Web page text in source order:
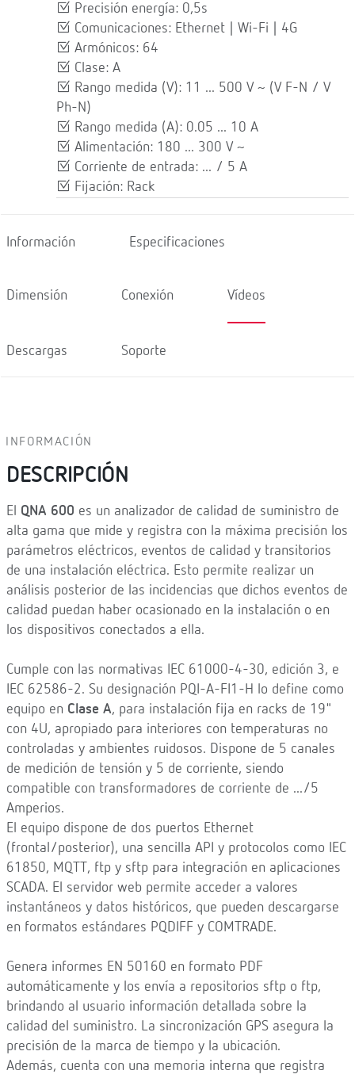
Precisión energía: 0,5s
Comunicaciones: Ethernet | Wi-Fi | 4G
Armónicos: 64
Clase: A
Rango medida (V): 11 ... 500 V ~ (V F-N / V
Ph-N)
Rango medida (A): 0.05 ... 10 A
Alimentación: 180 ... 300 V ~
Corriente de entrada: ... / 5 A
Fijación: Rack
Información Especificaciones
Dimensión Conexión Vídeos
Descargas Soporte
INFORMACIÓN
DESCRIPCIÓN
El QNA 600 es un analizador de calidad de suministro de
alta gama que mide y registra con la máxima precisión los
parámetros eléctricos, eventos de calidad y transitorios
de una instalación eléctrica. Esto permite realizar un
análisis posterior de las incidencias que dichos eventos de
calidad puedan haber ocasionado en la instalación o en
los dispositivos conectados a ella.
Cumple con las normativas IEC 61000-4-30, edición 3, e
IEC 62586-2. Su designación PQI-A-FI1-H lo define como
equipo en Clase A, para instalación fija en racks de 19"
con 4U, apropiado para interiores con temperaturas no
controladas y ambientes ruidosos. Dispone de 5 canales
de medición de tensión y 5 de corriente, siendo
compatible con transformadores de corriente de .../5
Amperios.
El equipo dispone de dos puertos Ethernet
(frontal/posterior), una sencilla API y protocolos como IEC
61850, MQTT, ftp y sftp para integración en aplicaciones
SCADA. El servidor web permite acceder a valores
instantáneos y datos históricos, que pueden descargarse
en formatos estándares PQDIFF y COMTRADE.
Genera informes EN 50160 en formato PDF
automáticamente y los envía a repositorios sftp o ftp,
brindando al usuario información detallada sobre la
calidad del suministro. La sincronización GPS asegura la
precisión de la marca de tiempo y la ubicación.
Además, cuenta con una memoria interna que registra